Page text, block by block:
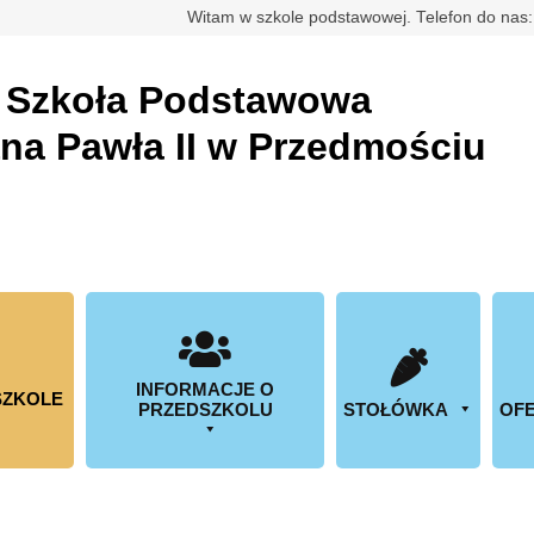
Witam w szkole podstawowej. Telefon do
Szkoła Podstawowa
Pawła II w Przedmościu
INFORMACJE O
PRZEDSZKOLU
STOŁÓWKA